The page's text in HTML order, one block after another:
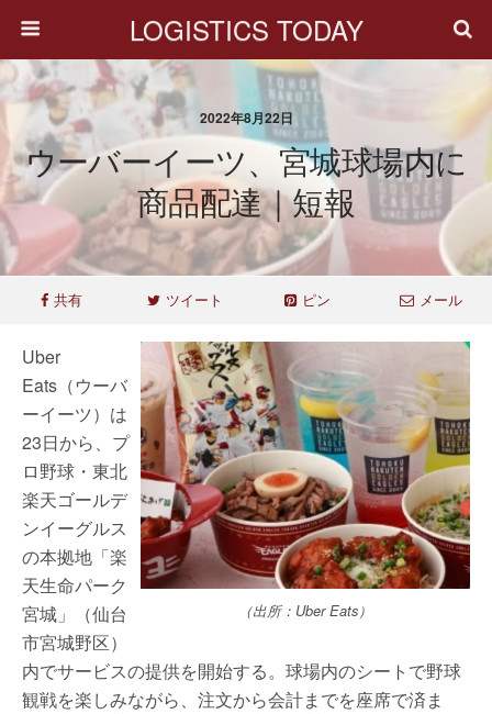
LOGISTICS TODAY
2022年8月22日
ウーバーイーツ、宮城球場内に
商品配達｜短報
共有 ツイート ピン メール
（出所：Uber Eats）
Uber
Eats（ウーバ
ーイーツ）は
23日から、プ
ロ野球・東北
楽天ゴールデ
ンイーグルス
の本拠地「楽
天生命パーク
宮城」（仙台
市宮城野区）
内でサービスの提供を開始する。球場内のシートで野球
観戦を楽しみながら、注文から会計までを座席で済ま